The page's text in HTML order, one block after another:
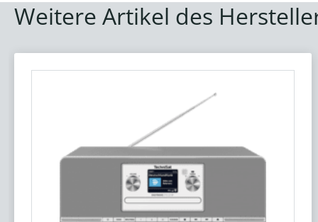
Weitere Artikel des